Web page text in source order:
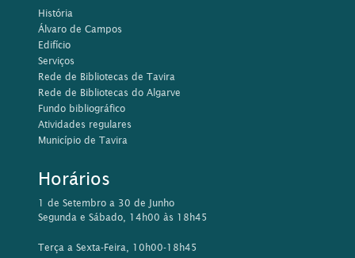
História
Álvaro de Campos
Edifício
Serviços
Rede de Bibliotecas de Tavira
Rede de Bibliotecas do Algarve
Fundo bibliográfico
Atividades regulares
Município de Tavira
Horários
1 de Setembro a 30 de Junho
Segunda e Sábado, 14h00 às 18h45
Terça a Sexta-Feira, 10h00-18h45